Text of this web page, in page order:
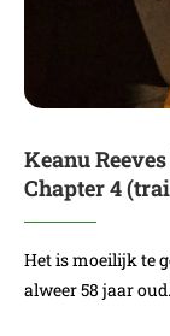
Keanu
Chapter 4
Het is moeilijk te
alweer 58 jaar